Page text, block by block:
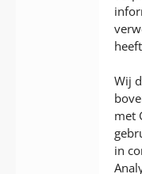
Wij
met
in